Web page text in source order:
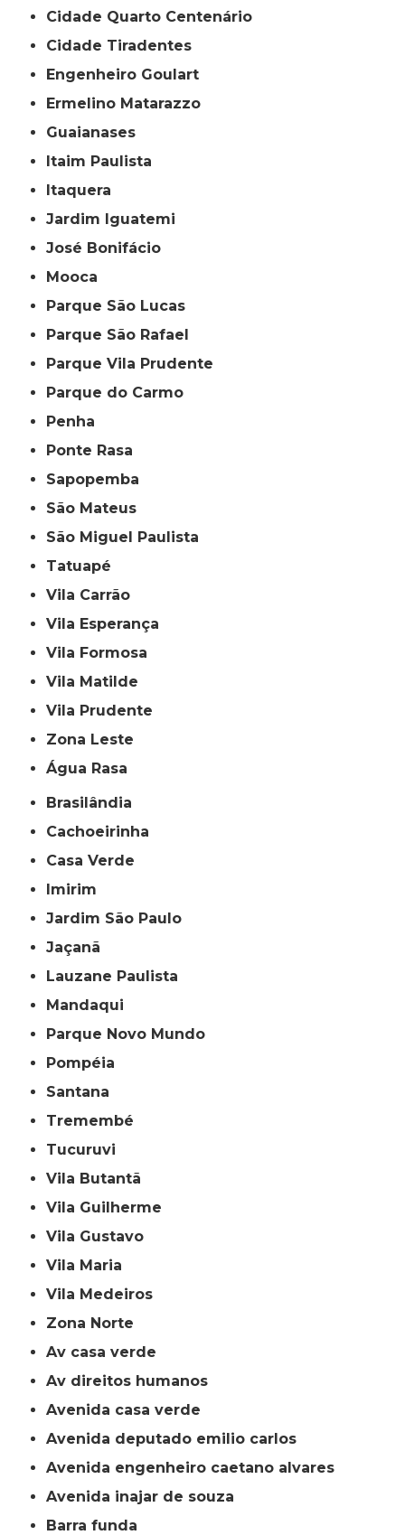
Cidade Quarto Centenário
Cidade Tiradentes
Engenheiro Goulart
Ermelino Matarazzo
Guaianases
Itaim Paulista
Itaquera
Jardim Iguatemi
José Bonifácio
Mooca
Parque São Lucas
Parque São Rafael
Parque Vila Prudente
Parque do Carmo
Penha
Ponte Rasa
Sapopemba
São Mateus
São Miguel Paulista
Tatuapé
Vila Carrão
Vila Esperança
Vila Formosa
Vila Matilde
Vila Prudente
Zona Leste
Água Rasa
Brasilândia
Cachoeirinha
Casa Verde
Imirim
Jardim São Paulo
Jaçanã
Lauzane Paulista
Mandaqui
Parque Novo Mundo
Pompéia
Santana
Tremembé
Tucuruvi
Vila Butantã
Vila Guilherme
Vila Gustavo
Vila Maria
Vila Medeiros
Zona Norte
av casa verde
av direitos humanos
avenida casa verde
avenida deputado emilio carlos
avenida engenheiro caetano alvares
avenida inajar de souza
barra funda